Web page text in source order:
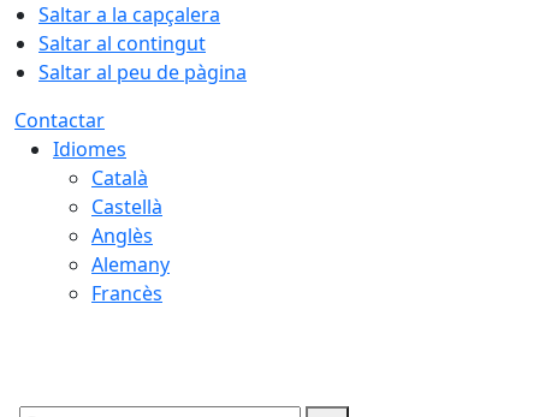
Saltar a la capçalera
Saltar al contingut
Saltar al peu de pàgina
Contactar
Idiomes
Català
Castellà
Anglès
Alemany
Francès